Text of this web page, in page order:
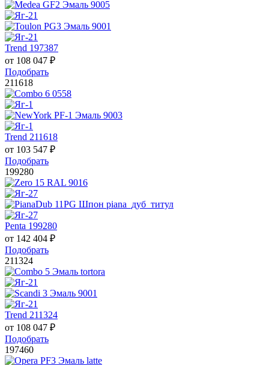
Trend 197387
от 108 047 ₽
Подобрать
211618
Trend 211618
от 103 547 ₽
Подобрать
199280
Penta 199280
от 142 404 ₽
Подобрать
211324
Trend 211324
от 108 047 ₽
Подобрать
197460